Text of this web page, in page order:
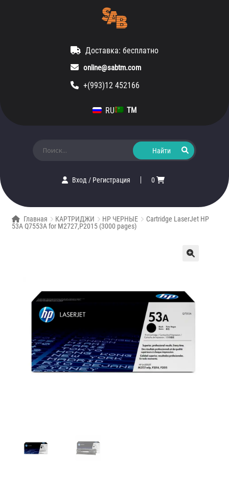
Доставка: бесплатно
online@sabtm.com
+(993)12 452166
RU TM
Вход/ Регистрация 0
Главная КАРТРИДЖИ HP ЧЕРНЫЕ
Cartridge LaserJet HP
53A Q7553A for M2727,P2015 (3000 pages)